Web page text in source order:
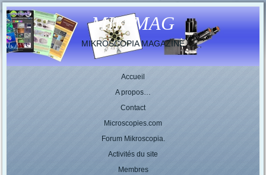
MIK-MAG
MIKROSCOPIA MAGAZINE
Accueil
A propos…
Contact
Microscopies.com
Forum Mikroscopia.
Activités du site
Membres